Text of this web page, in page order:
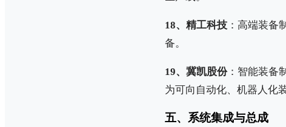
18、精工科技 ：高端装备
备。
19、冀凯股份：智能装备
为可向自动化、机器人化
五、系统集成与总成